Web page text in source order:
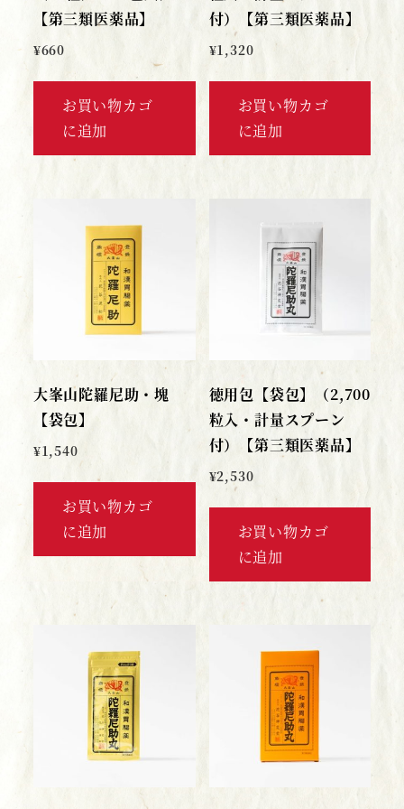
【第三類医薬品】
¥660
お買い物カゴ
に追加
付）【第三類医薬品】
¥1,320
お買い物カゴ
に追加
大峯山陀羅尼助・塊
【袋包】
¥1,540
お買い物カゴ
に追加
徳用包【袋包】（2,700
粒入・計量スプーン
付）【第三類医薬品】
¥2,530
お買い物カゴ
に追加